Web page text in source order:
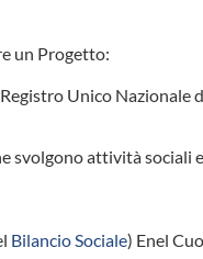
un Progetto:
Unico Nazionale
attività sociali
Bilancio Sociale) Enel